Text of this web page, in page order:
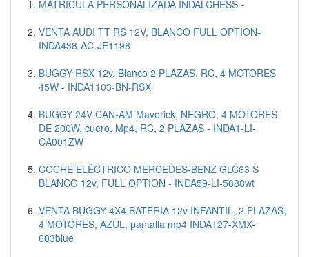
MATRÍCULA PERSONALIZADA INDALCHESS -
VENTA AUDI TT RS 12V, BLANCO FULL OPTION-
INDA438-AC-JE1198
BUGGY RSX 12v, Blanco 2 PLAZAS, RC, 4 MOTORES
45W - INDA1103-BN-RSX
BUGGY 24V CAN-AM Maverick, NEGRO, 4 MOTORES
DE 200W, cuero, Mp4, RC, 2 PLAZAS - INDA1-LI-
CA001ZW
COCHE ELÉCTRICO MERCEDES-BENZ GLC63 S
BLANCO 12v, FULL OPTION - INDA59-LI-5688wt
VENTA BUGGY 4X4 BATERIA 12v INFANTIL, 2 PLAZAS,
4 MOTORES, AZUL, pantalla mp4 INDA127-XMX-
603blue